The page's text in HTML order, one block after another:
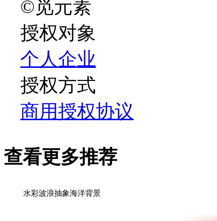
©觅元素
授权对象
个人企业
授权方式
商用授权协议
查看更多推荐
水彩波浪抽象海洋背景